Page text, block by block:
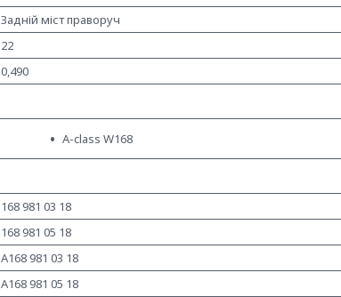
Задній міст праворуч
22
0,490
A-class W168
168 981 03 18
168 981 05 18
A168 981 03 18
A168 981 05 18